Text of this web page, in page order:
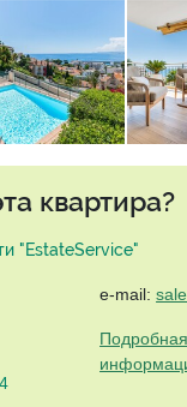
квартира?
"EstateService"
e-mail: